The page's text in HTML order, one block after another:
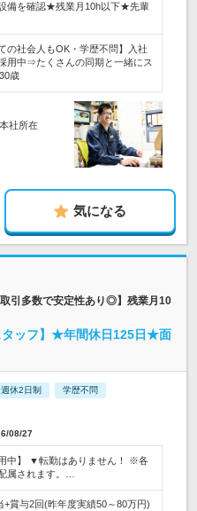
備を確認★残業月10h以下★先輩
の社会人もOK・学歴不問】入社
用中⇒たくさんの同期と一緒にス
歳
社所在
気になる
引多数で安定性あり◎】残業月10
タッフ】★年間休日125日★面
休2日制 学歴不問
08/27
中】 ▼転勤はありません！ ※各
属されます。…
+賞与2回(昨年度実績50～80万円)